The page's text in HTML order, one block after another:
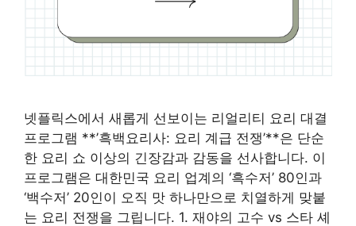
넷플릭스에서 새롭게 선보이는 리얼리티 요리 대결
프로그램 **’흑백요리사: 요리 계급 전쟁’**은 단순
한 요리 쇼 이상의 긴장감과 감동을 선사합니다. 이
프로그램은 대한민국 요리 업계의 ‘흑수저’ 80인과
‘백수저’ 20인이 오직 맛 하나만으로 치열하게 맞붙
는 요리 전쟁을 그립니다. 1. 재야의 고수 vs 스타 셰